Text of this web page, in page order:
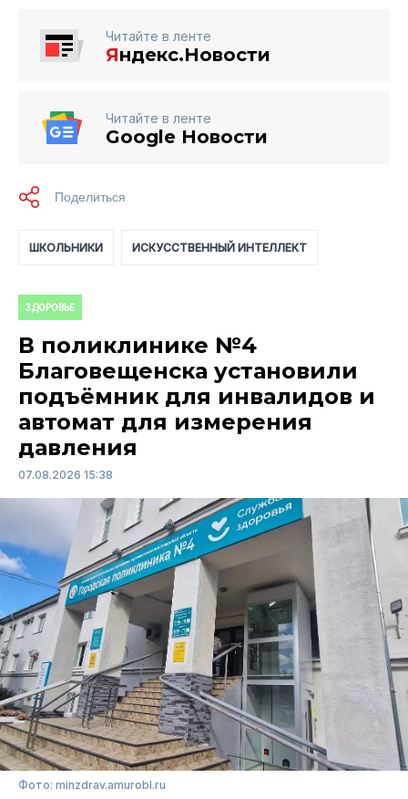
Читайте в ленте
Яндекс.Новости
Читайте в ленте
Google Новости
ШКОЛЬНИКИ ИСКУССТВЕННЫЙ ИНТЕЛЛЕКТ
ЗДОРОВЬЕ
В поликлинике №4
Благовещенска установили
подъёмник для инвалидов и
автомат для измерения
давления
07.08.2026 15:38
Фото: minzdrav.amurobl.ru